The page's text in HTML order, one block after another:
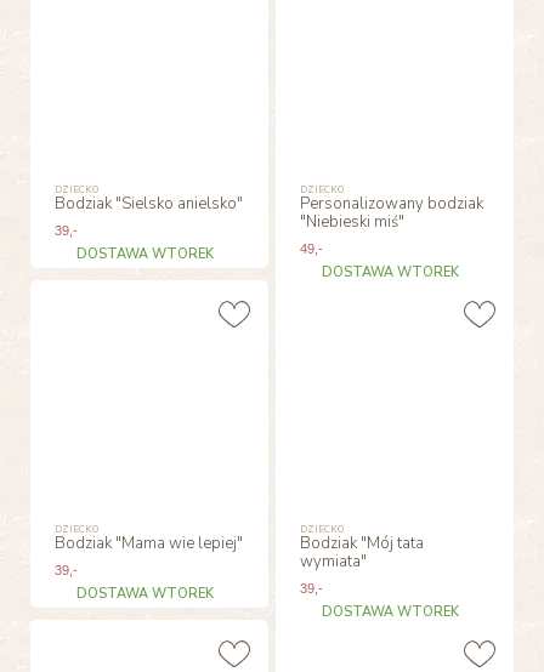
DZIECKO
Bodziak "Sielsko anielsko"
39,-
DOSTAWA WTOREK
DZIECKO
Personalizowany bodziak
"Niebieski miś"
49 ,-
DOSTAWA WTOREK
DZIECKO
Bodziak "Mama wie lepiej"
39,-
DOSTAWA WTOREK
DZIECKO
Bodziak "Mój tata
wymiata"
39 ,-
DOSTAWA WTOREK